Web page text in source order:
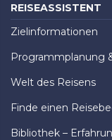
REISEASSISTENT
Zielinformationen
Programmplanung
Welt des Reisens
Finde einen
Bibliothek –